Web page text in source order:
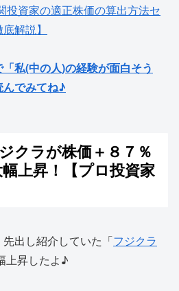
資家の適正株価の算出方法セ
解説】
私(中の人)の経験が面白そう
でみてね♪
クラが株価＋８７％
上昇！【プロ投資家
出し紹介していた「フジクラ
上昇したよ♪